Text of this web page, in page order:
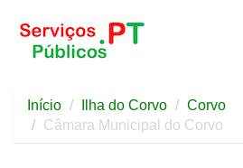
Início Ilha do Corvo
Corvo
Câmara Municipal do Corvo